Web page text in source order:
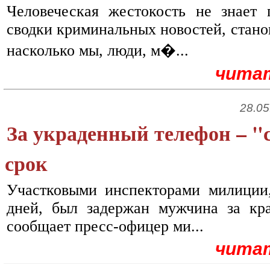
Человеческая жестокость не
сводки криминальных новостей,
насколько мы, люди, м�...
За украденный телефон –
срок
Участковыми инспекторами
дней, был задержан мужчина за
сообщает пресс-офицер ми...